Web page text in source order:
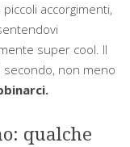
accorgimenti,
super cool. Il
secondo, non meno
qualche